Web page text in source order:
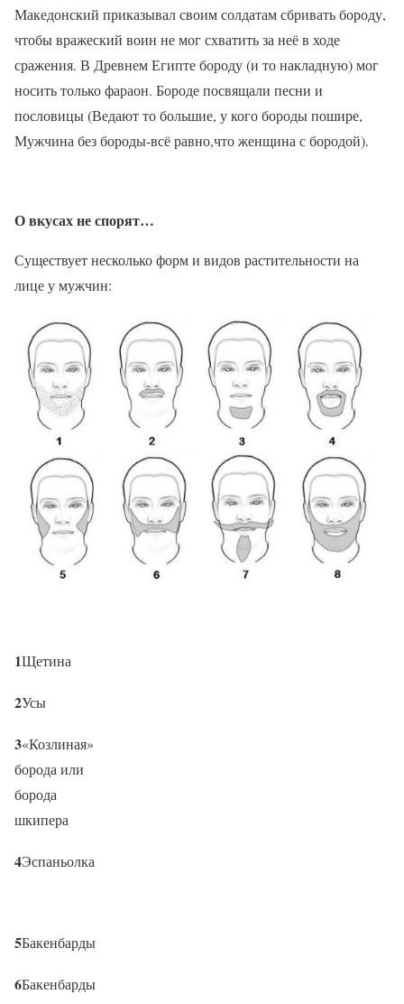
Македонский приказывал своим солдатам сбривать бороду,
чтобы вражеский воин не мог схватить за неё в ходе
сражения. В Древнем Египте бороду (и то накладную) мог
носить только фараон. Бороде посвящали песни и
пословицы (Ведают то большие, у кого бороды пошире,
Мужчина без бороды-всё равно,что женщина с бородой).
О вкусах не спорят…
Существует несколько форм и видов растительности на
лице у мужчин:
1Щетина
2Усы
3«Козлиная»
борода или
борода
шкипера
4Эспаньолка
5Бакенбарды
6Бакенбарды